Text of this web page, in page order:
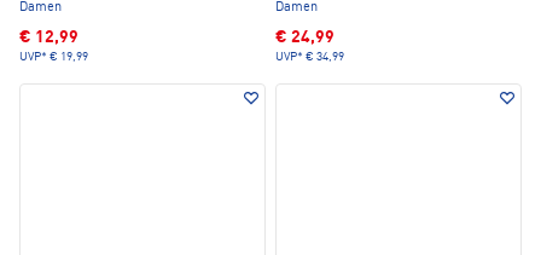
Damen
€ 12,99
UVP* € 19,99
Damen
€ 24,99
UVP* € 34,99